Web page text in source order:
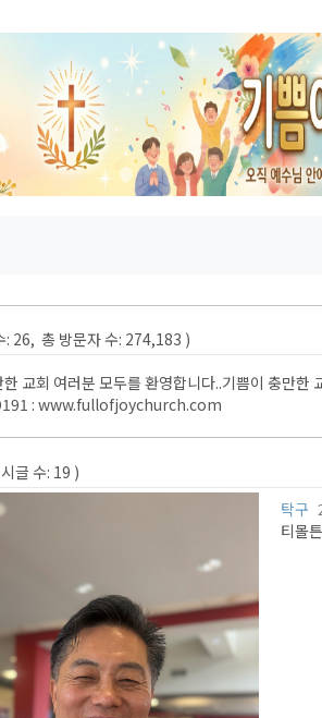
: 26, 총 방문자 수: 274,183 )
교회 여러분 모두를 환영합니다..기쁨이 충만
: www.fullofjoychurch.com
글 수: 19 )
탁구
티몰